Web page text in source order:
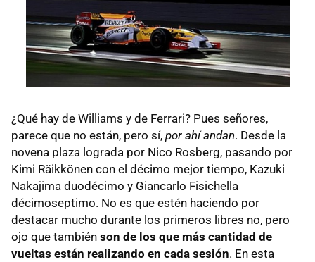
¿Qué hay de Williams y de Ferrari? Pues señores,
parece que no están, pero sí, por ahí andan. Desde la
novena plaza lograda por Nico Rosberg, pasando por
Kimi Räikkönen con el décimo mejor tiempo, Kazuki
Nakajima duodécimo y Giancarlo Fisichella
décimoseptimo. No es que estén haciendo por
destacar mucho durante los primeros libres no, pero
ojo que también son de los que más cantidad de
vueltas están realizando en cada sesión. En esta